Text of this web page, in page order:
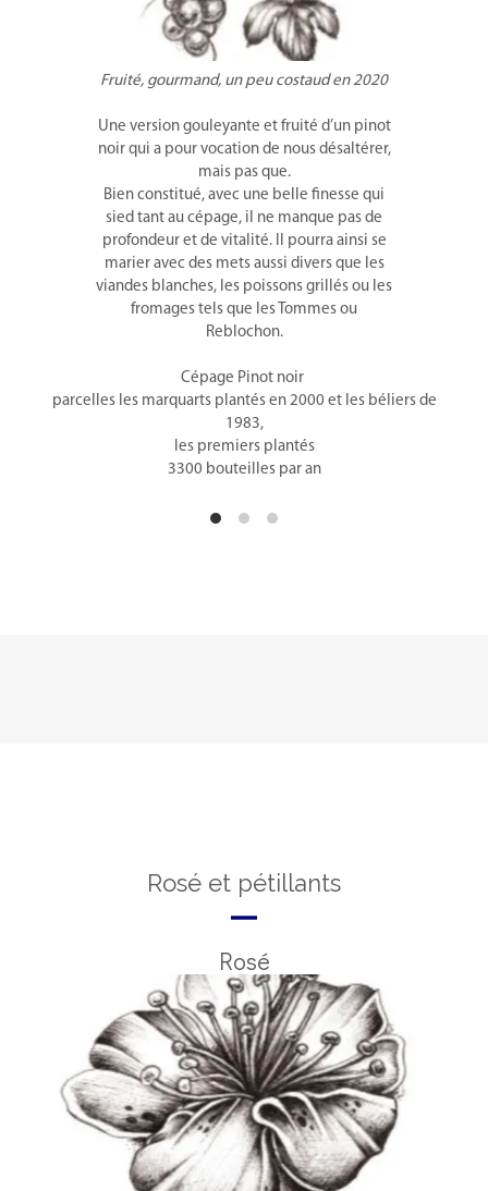
Fruité, gourmand, un peu costaud en 2020
Une version gouleyante et fruité d’un pinot
noir qui a pour vocation de nous désaltérer,
mais pas que.
Bien constitué, avec une belle finesse qui
sied tant au cépage, il ne manque pas de
profondeur et de vitalité. Il pourra ainsi se
marier avec des mets aussi divers que les
viandes blanches, les poissons grillés ou les
fromages tels que les Tommes ou
Reblochon.
Cépage Pinot noir
parcelles les marquarts plantés en 2000 et les béliers de
1983,
les premiers plantés
3300 bouteilles par an
Rosé et pétillants
Rosé